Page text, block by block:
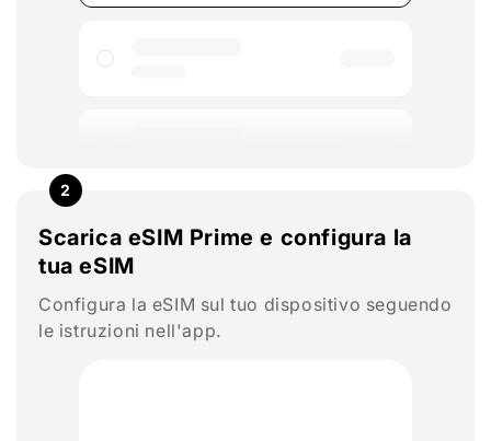
2
Scarica eSIM Prime e configura la
tua eSIM
Configura la eSIM sul tuo dispositivo seguendo
le istruzioni nell'app.